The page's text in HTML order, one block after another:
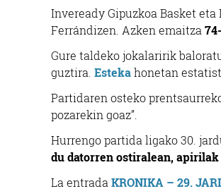
Inveready Gipuzkoa Basket
Ferrándizen. Azken emaitza
Gure taldeko jokalaririk
guztira. Estekahonetan
Partidaren osteko
pozarekin goaz”.
Hurrengo partida ligako 30.
du datorren ostiralean, apirilak
La entrada KRONIKA – 29.